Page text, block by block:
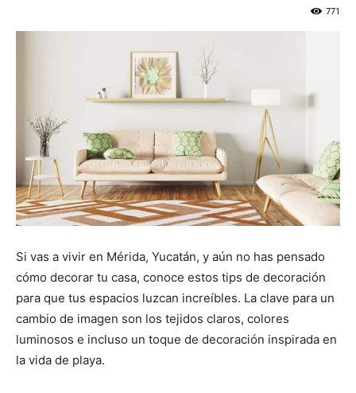
771
Si vas a vivir en Mérida, Yucatán, y aún no has pensado
cómo decorar tu casa, conoce estos tips de decoración
para que tus espacios luzcan increíbles. La clave para un
cambio de imagen son los tejidos claros, colores
luminosos e incluso un toque de decoración inspirada en
la vida de playa.